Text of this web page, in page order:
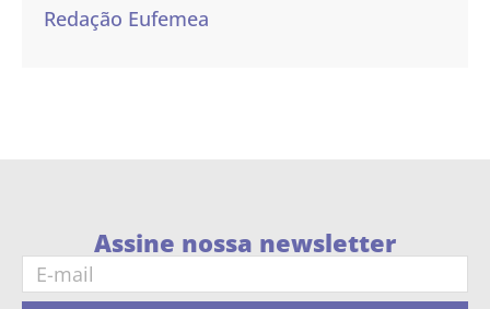
Redação Eufemea
Assine nossa newsletter